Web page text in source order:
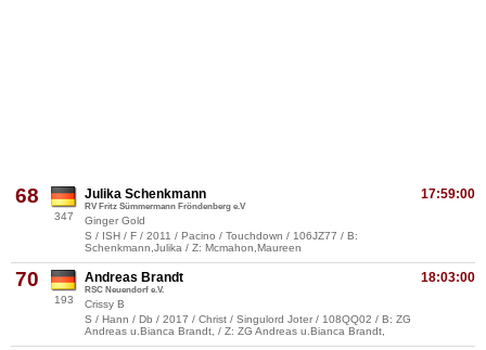
68
347
17:59:00
Julika Schenkmann
RV Fritz Sümmermann Fröndenberg e.V
Ginger Gold
S / ISH / F / 2011 / Pacino / Touchdown / 106JZ77 / B:
Schenkmann,Julika / Z: Mcmahon,Maureen
70
193
18:03:00
Andreas Brandt
RSC Neuendorf e.V.
Crissy B
S / Hann / Db / 2017 / Christ / Singulord Joter / 108QQ02 / B: ZG
Andreas u.Bianca Brandt, / Z: ZG Andreas u.Bianca Brandt,